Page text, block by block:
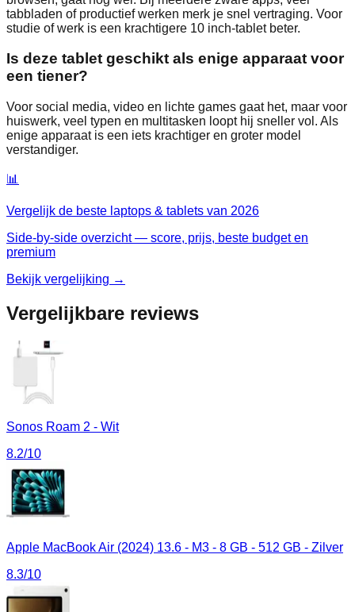
tabbladen of productief werken merk je snel vertraging. Voor
studie of werk is een krachtigere 10 inch‑tablet beter.
Is deze tablet geschikt als enige apparaat voor
een tiener?
Voor social media, video en lichte games gaat het, maar voor
huiswerk, veel typen en multitasken loopt hij sneller vol. Als
enige apparaat is een iets krachtiger en groter model
verstandiger.
📊
Vergelijk de beste laptops & tablets van 2026
Side-by-side overzicht — score, prijs, beste budget en
premium
Bekijk vergelijking →
Vergelijkbare reviews
Sonos Roam 2 - Wit
8.2/10
Apple MacBook Air (2024) 13.6 - M3 - 8 GB - 512 GB - Zilver
8.3/10